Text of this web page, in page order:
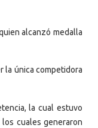
alcanzó medalla
la única competidora
la cual estuvo
cuales generaron